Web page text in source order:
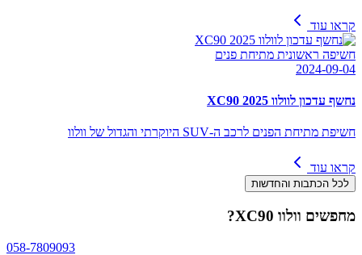
קראו עוד
חשיפה ראשונית מתיחת פנים
2024-09-04
נחשף עדכון לוולוו XC90 2025
חשיפת מתיחת הפנים לרכב ה-SUV היוקרתי והגדול של וולוו
קראו עוד
לכל הכתבות והחדשות
מחפשים וולוו XC90 ?
058-7809093